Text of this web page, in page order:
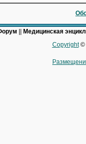
Медицинская
Copyright©